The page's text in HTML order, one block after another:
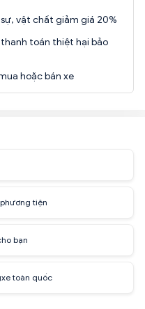
vật chất giảm giá 20%
toán thiệt hại bảo
hoặc bán xe
tiện
bạn
toàn quốc